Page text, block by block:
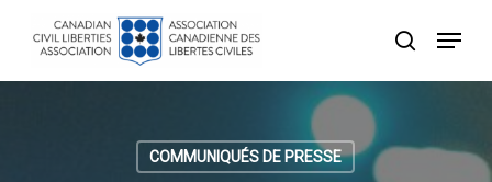
recherche
Menu
COMMUNIQUÉS DE PRESSE